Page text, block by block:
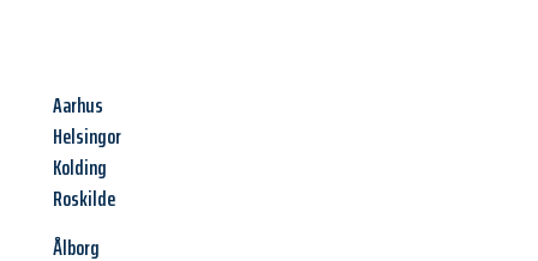
Aarhus
Helsingor
Kolding
Roskilde
Ålborg